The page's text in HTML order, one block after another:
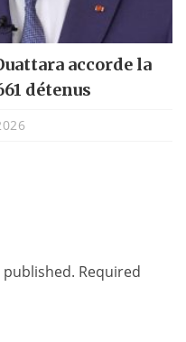
accorde la
détenus
Required